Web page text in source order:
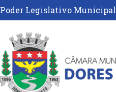
Poder Legislativo Municipal